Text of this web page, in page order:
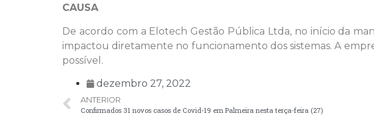
CAUSA
De acordo com a Elotech Gestão Pública Ltda, no início da
impactou diretamente no funcionamento dos sistemas. A
possível.
dezembro 27, 2022
ANTERIOR
Confirmados 31 novos casos de Covid-19 em Palmeira nesta terça-feira (27)